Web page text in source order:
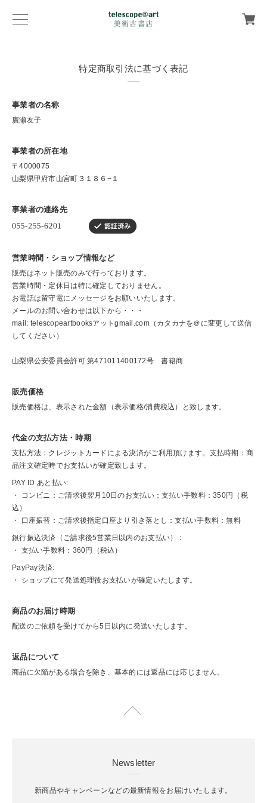
特定商取引法に基づく表記
事業者の名称
廣瀬友子
事業者の所在地
〒4000075
山梨県甲府市山宮町３１８６−１
事業者の連絡先
営業時間・ショップ情報など
販売はネット販売のみで行っております。
営業時間・定休日は特に確定しておりません。
お電話は留守電にメッセージをお願いいたします。
メールのお問い合わせは以下から・・・
mail: telescopeartbooksアットgmail.com（カタカナを＠に変更して送信
してください）
山梨県公安委員会許可 第471011400172号 書籍商
販売価格
販売価格は、表示された金額（表示価格/消費税込）と致します。
代金の支払方法・時期
支払方法：クレジットカードによる決済がご利用頂けます。支払時期：商
品注文確定時でお支払いが確定致します。
PAY ID あと払い:
・ コンビニ：ご請求後翌月10日のお支払い：支払い手数料：350円（税
込）
・ 口座振替：ご請求後指定口座より引き落とし：支払い手数料：無料
銀行振込決済（ご請求後5営業日以内のお支払い）：
・ 支払い手数料：360円（税込）
PayPay決済:
・ ショップにて発送処理後お支払いが確定いたします。
商品のお届け時期
配送のご依頼を受けてから5日以内に発送いたします。
返品について
商品に欠陥がある場合を除き、基本的には返品には応じません。
Newsletter
新商品やキャンペーンなどの最新情報をお届けいたします。